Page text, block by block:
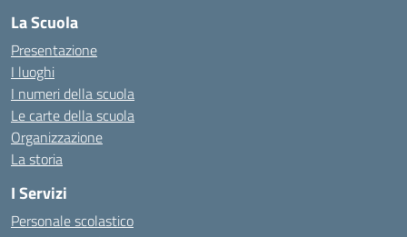
La Scuola
Presentazione
I luoghi
I numeri della scuola
Le carte della scuola
Organizzazione
La storia
I Servizi
Personale scolastico